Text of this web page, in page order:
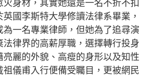
身材，其實她還是一名不折不扣
國李斯特大學修讀法律系畢業，
為一名專業律師，但她為了追尋演
法律界的高薪厚職，選擇轉行投身
亮麗的外貌、高瘦的身形以及知性
祖儀甫入行便備受矚目，更被網民